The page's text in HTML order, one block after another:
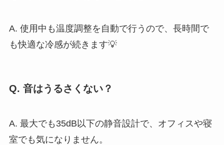
A. 使用中も温度調整を自動で行うので、長時間で
も快適な冷感が続きます💡
Q. 音はうるさくない？
A. 最大でも35dB以下の静音設計で、オフィスや寝
室でも気になりません。